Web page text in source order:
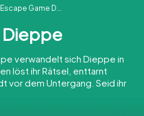
Escape Game Dieppe
Dieppe
verwandelt sich Dieppe in
löst ihr Rätsel, enttarnt
vor dem Untergang. Seid ihr